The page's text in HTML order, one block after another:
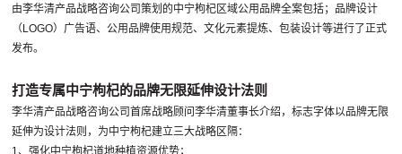
由李华清产品战略咨询公司策划的中宁枸杞区域公用品牌全案包括；品牌设计
（LOGO）广告语、公用品牌使用规范、文化元素提炼、包装设计等进行了正式
发布。
打造专属中宁枸杞的品牌无限延伸设计法则
李华清产品战略咨询公司首席战略顾问李华清董事长介绍，标志字体以品牌无限
延伸为设计法则，为中宁枸杞建立三大战略区隔：